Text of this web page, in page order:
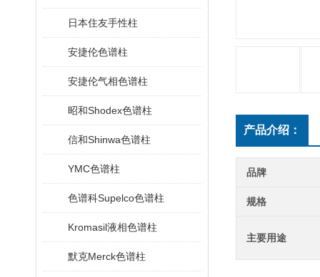
日本住友手性柱
安捷伦色谱柱
安捷伦气相色谱柱
昭和Shodex色谱柱
信和Shinwa色谱柱
YMC色谱柱
色谱科Supelco色谱柱
Kromasil液相色谱柱
默克Merck色谱柱
产品介绍：
品牌
规格
主要用途